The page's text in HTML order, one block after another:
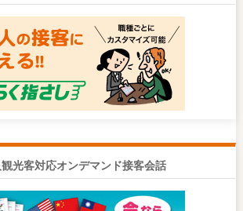
光客対応オンデマンド接客会話